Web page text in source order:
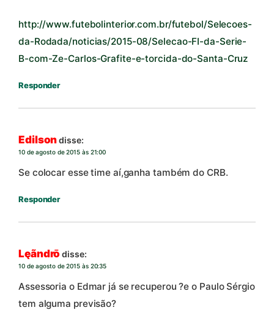
http://www.futebolinterior.com.br/futebol/Selecoes-
da-Rodada/noticias/2015-08/Selecao-FI-da-Serie-
B-com-Ze-Carlos-Grafite-e-torcida-do-Santa-Cruz
Responder
Edilsondisse:
10 de agosto de 2015 às 21:00
Se colocar esse time aí,ganha também do CRB.
Responder
Lęãndrō disse:
10 de agosto de 2015 às 20:35
Assessoria o Edmar já se recuperou ?e o Paulo Sérgio
tem alguma previsão?